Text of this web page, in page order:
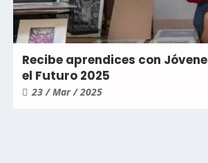
Recibe aprendices con
el Futuro 2025
23 / Mar / 2025